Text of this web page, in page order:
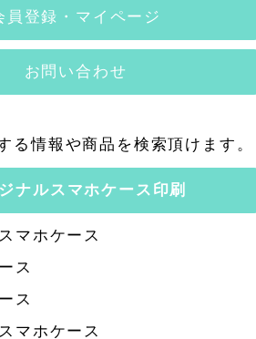
員登録・マイページ
お問い合わせ
る情報や商品を検索頂けます。
ナルスマホケース印刷
マホケース
ス
ス
マホケース